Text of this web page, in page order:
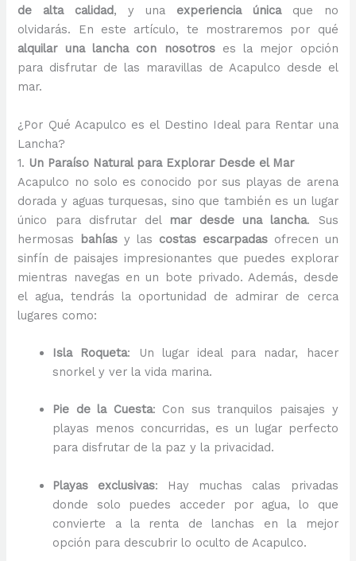
de alta calidad, y una experiencia únicaque no
olvidarás. En este artículo, te mostraremos por qué
alquilar una lancha con nosotroses la mejor opción
para disfrutar de las maravillas de Acapulco desde el
mar.
¿Por Qué Acapulco es el Destino Ideal para Rentar una
Lancha?
1. Un Paraíso Natural para Explorar Desde el Mar
Acapulco no solo es conocido por sus playas de arena
dorada y aguas turquesas, sino que también es un lugar
único para disfrutar del
mar desde una lancha. Sus
hermosas bahías y las costas escarpadasofrecen un
sinfín de paisajes impresionantes que puedes explorar
mientras navegas en un bote privado. Además, desde
el agua, tendrás la oportunidad de admirar de cerca
lugares como:
Isla Roqueta: Un lugar ideal para nadar, hacer
snorkel y ver la vida marina.
Pie de la Cuesta: Con sus tranquilos paisajes y
playas menos concurridas, es un lugar perfecto
para disfrutar de la paz y la privacidad.
Playas exclusivas: Hay muchas calas privadas
donde solo puedes acceder por agua, lo que
convierte a la renta de lanchas en la mejor
opción para descubrir lo oculto de Acapulco.